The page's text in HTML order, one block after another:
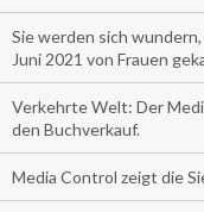
Sie werden sich
Juni 2021 von Frauen
Verkehrte Welt: Der
den Buchverkauf.
Media Control zeigt die